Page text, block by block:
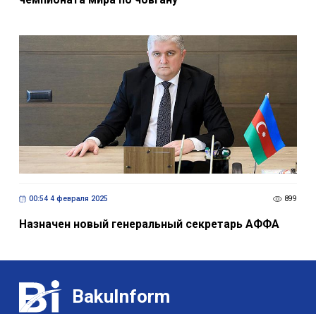
00:54 4 февраля 2025 899
Назначен новый генеральный секретарь АФФА
BakuInform